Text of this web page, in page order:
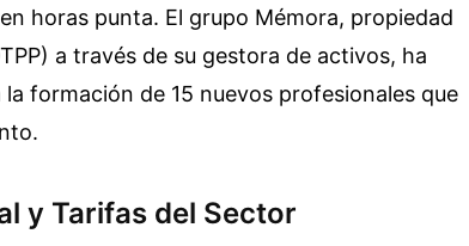
horas punta. El grupo Mémora, propiedad
a través de su gestora de activos, ha
formación de 15 nuevos profesionales que
y Tarifas del Sector